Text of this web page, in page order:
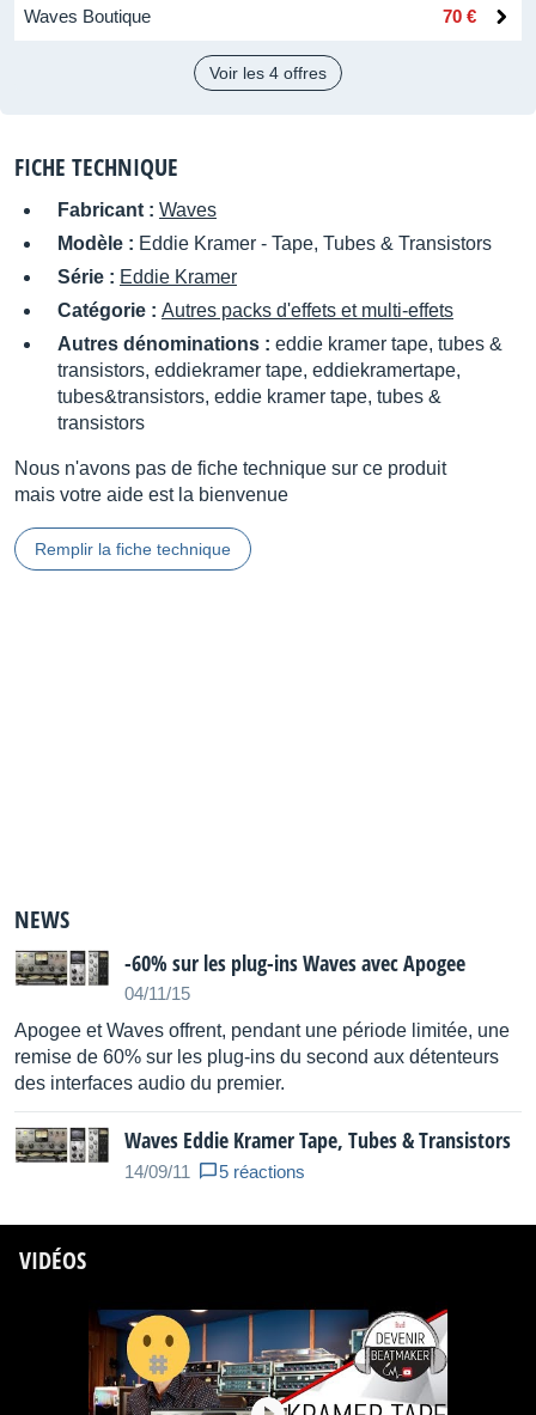
Waves Boutique 70 €
Voir les 4 offres
FICHE TECHNIQUE
Fabricant : Waves
Modèle : Eddie Kramer - Tape, Tubes & Transistors
Série : Eddie Kramer
Catégorie : Autres packs d'effets et multi-effets
Autres dénominations : eddie kramer tape, tubes &
transistors, eddiekramer tape, eddiekramertape,
tubes&transistors, eddie kramer tape, tubes &
transistors
Nous n'avons pas de fiche technique sur ce produit
mais votre aide est la bienvenue
Remplir la fiche technique
NEWS
-60% sur les plug-ins Waves avec Apogee
04/11/15
Apogee et Waves offrent, pendant une période limitée, une
remise de 60% sur les plug-ins du second aux détenteurs
des interfaces audio du premier.
Waves Eddie Kramer Tape, Tubes & Transistors
14/09/11 5 réactions
VIDÉOS